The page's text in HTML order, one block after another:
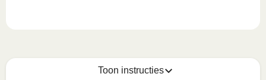
Toon instructies